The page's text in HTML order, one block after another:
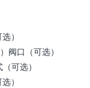
）
阀口（可选）
可选）
）